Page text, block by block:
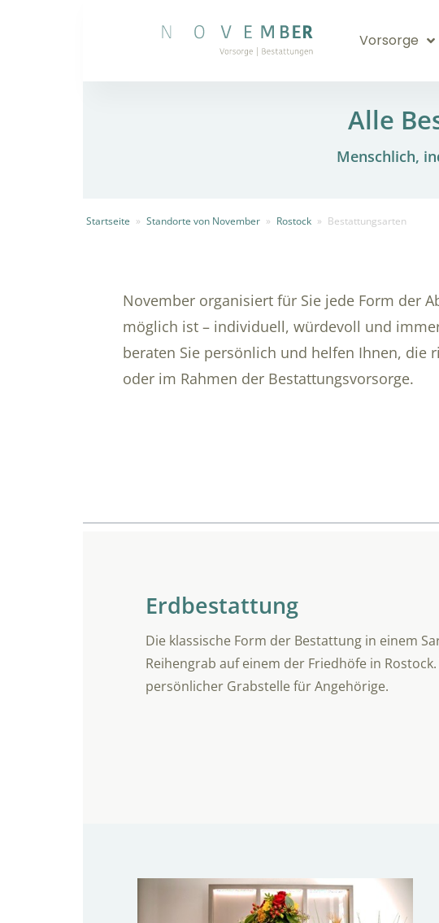
Vorsorge
Alle
Menschlich,
Startseite » Standorte von November » Rostock » Bestattungsarten
November organisiert für Sie jede Form der
möglich ist – individuell, würdevoll und
beraten Sie persönlich und helfen Ihnen, die
oder im Rahmen der Bestattungsvorsorge.
Erdbestattung
Die klassische Form der Bestattung in einem
Reihengrab auf einem der Friedhöfe in
persönlicher Grabstelle für Angehörige.